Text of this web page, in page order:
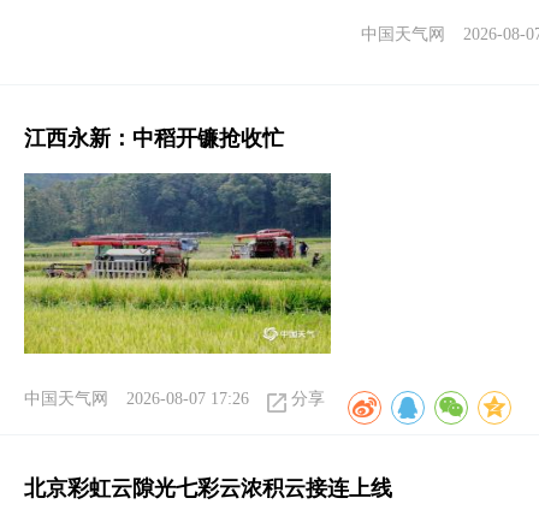
中国天气网 2026-08-
江西永新：中稻开镰抢收忙
中国天气网 2026-08-07 17:26 分享
北京彩虹云隙光七彩云浓积云接连上线